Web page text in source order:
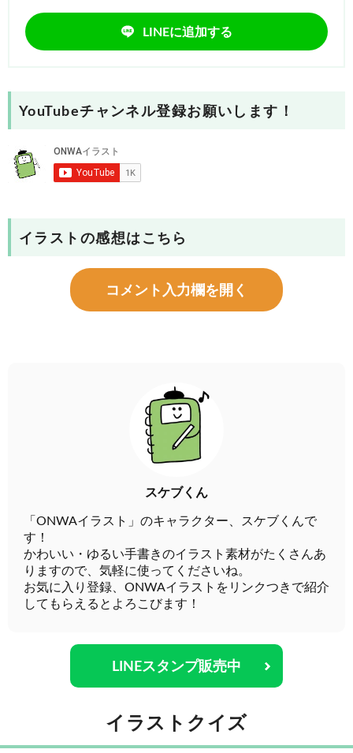
LINEに追加する
YouTubeチャンネル登録お願いします！
イラストの感想はこちら
コメント入力欄を開く
スケブくん
「ONWAイラスト」のキャラクター、スケブくんで
す！
かわいい・ゆるい手書きのイラスト素材がたくさんあ
りますので、気軽に使ってくださいね。
お気に入り登録、ONWAイラストをリンクつきで紹介
してもらえるとよろこびます！
LINEスタンプ販売中
イラストクイズ